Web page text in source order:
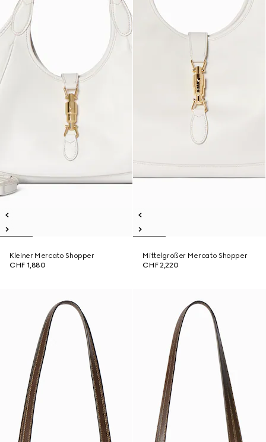
Kleiner Mercato Shopper
CHF 1,880
Mittelgroßer Mercato Shopper
CHF 2,220